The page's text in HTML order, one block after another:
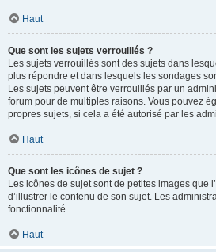
Haut
Que sont les sujets verrouillés ?
Les sujets verrouillés sont des sujets dans
plus répondre et dans lesquels les sondages
Les sujets peuvent être verrouillés par un
forum pour de multiples raisons. Vous pouvez
propres sujets, si cela a été autorisé par les
Haut
Que sont les icônes de sujet ?
Les icônes de sujet sont de petites images que
d’illustrer le contenu de son sujet. Les
fonctionnalité.
Haut